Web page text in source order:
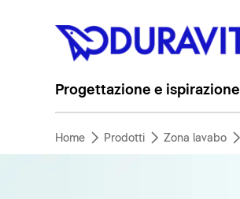
Progettazione e ispirazione
Home Prodotti Zona lavabo